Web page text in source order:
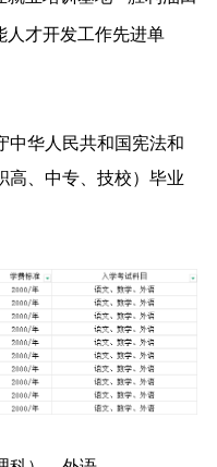
人才开发工作先进单
中华人民共和国宪法和
高、中专、技校）毕业